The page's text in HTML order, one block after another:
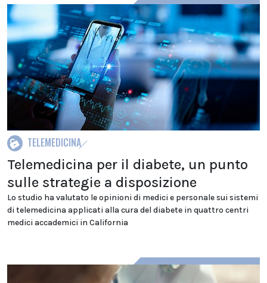
TELEMEDICINA
Telemedicina per il diabete, un punto
sulle strategie a disposizione
Lo studio ha valutato le opinioni di medici e personale sui sistemi
di telemedicina applicati alla cura del diabete in quattro centri
medici accademici in California